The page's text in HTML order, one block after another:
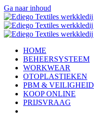
Ga naar inhoud
HOME
BEHEERSYSTEEM
WORKWEAR
OTOPLASTIEKEN
PBM & VEILIGHEID
KOOP ONLINE
PRIJSVRAAG